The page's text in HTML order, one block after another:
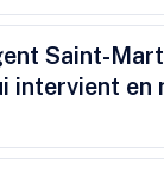
Saint-
intervient en